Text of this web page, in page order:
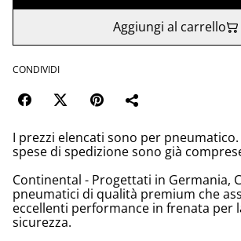
Aggiungi al carrello
CONDIVIDI
I prezzi elencati sono per pneumatico.
spese di spedizione sono già
Continental - Progettati in Germania,
pneumatici di qualità premium che
eccellenti performance in frenata per
sicurezza.